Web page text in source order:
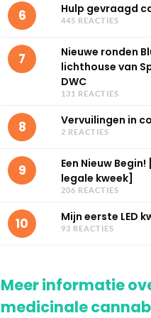
6 Hulp gevraagd
445 REACTIES
7
Nieuwe ronden
lichthouse van
DWC
131 REACTIES
8 Vervuilingen in
2 REACTIES
9
Een Nieuw
legale kweek]
206 REACTIES
10 Mijn eerste LED
93 REACTIES
Meer informatie
medicinale